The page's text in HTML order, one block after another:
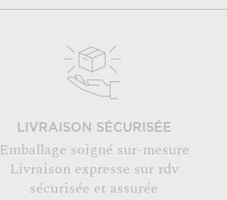
LIVRAISON SÉCURISÉE
Emballage soigné sur-mesure
Livraison expresse sur rdv
sécurisée et assurée